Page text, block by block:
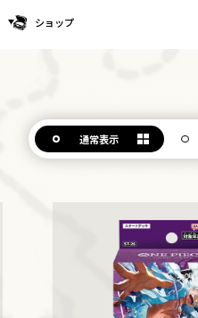
ショップ
通常表示